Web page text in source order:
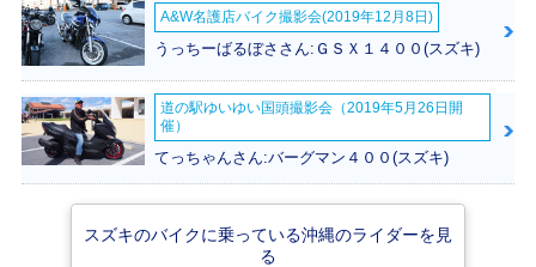
A&W名護店バイク撮影会(2019年12月8日)
うっちーばるぼささん:ＧＳＸ１４００(スズキ)
道の駅ゆいゆい国頭撮影会（2019年5月26日開
催）
てっちゃんさん:バーグマン４００(スズキ)
スズキのバイクに乗っている沖縄のライダーを見
る